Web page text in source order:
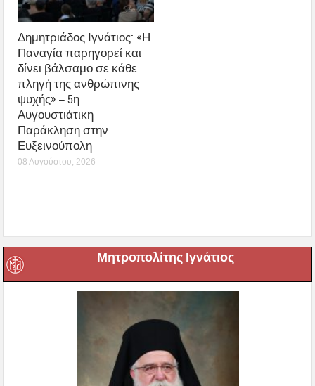
Δημητριάδος Ιγνάτιος: «Η
Παναγία παρηγορεί και
δίνει βάλσαμο σε κάθε
πληγή της ανθρώπινης
ψυχής» – 5η
Αυγουστιάτικη
Παράκληση στην
Ευξεινούπολη
08 Αυγούστου, 2026
Μητροπολίτης Ιγνάτιος